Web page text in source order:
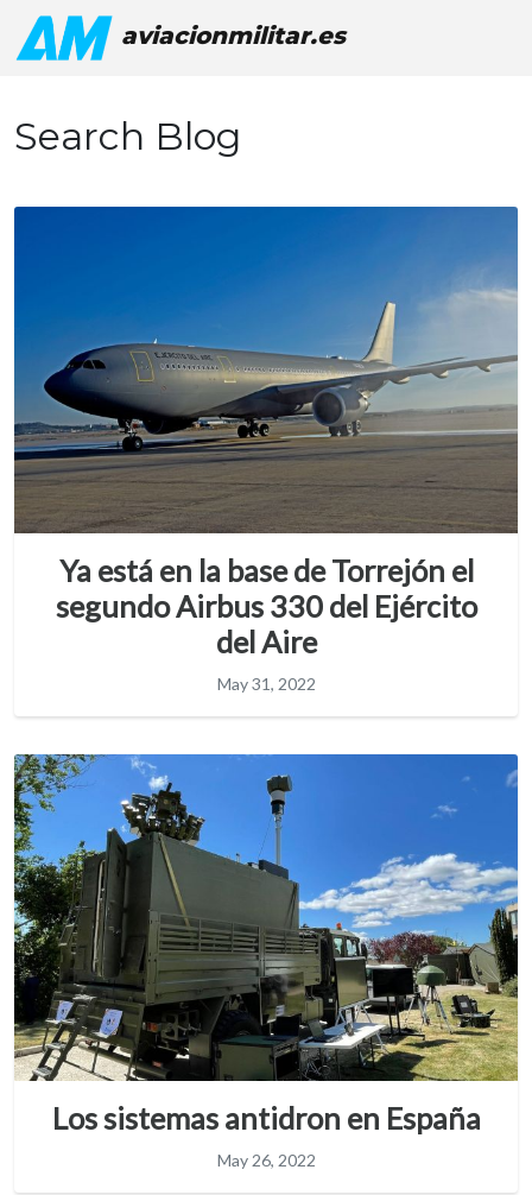
aviacionmilitar.es
Search Blog
Ya está en la base de Torrejón el
segundo Airbus 330 del Ejército
del Aire
May 31, 2022
Los sistemas antidron en España
May 26, 2022